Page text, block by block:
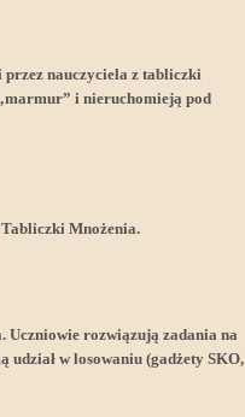
przez nauczyciela z tabliczki
„marmur” i nieruchomieją pod
Mnożenia.
Uczniowie rozwiązują zadania na
udział w losowaniu (gadżety SKO,